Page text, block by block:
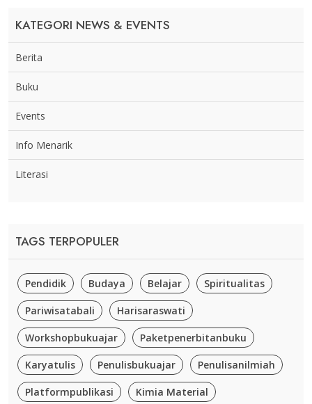
KATEGORI NEWS & EVENTS
Berita
Buku
Events
Info Menarik
Literasi
TAGS TERPOPULER
Pendidik Budaya Belajar Spiritualitas
Pariwisatabali Harisaraswati
Workshopbukuajar Paketpenerbitanbuku
Karyatulis Penulisbukuajar Penulisanilmiah
Platformpublikasi Kimia Material